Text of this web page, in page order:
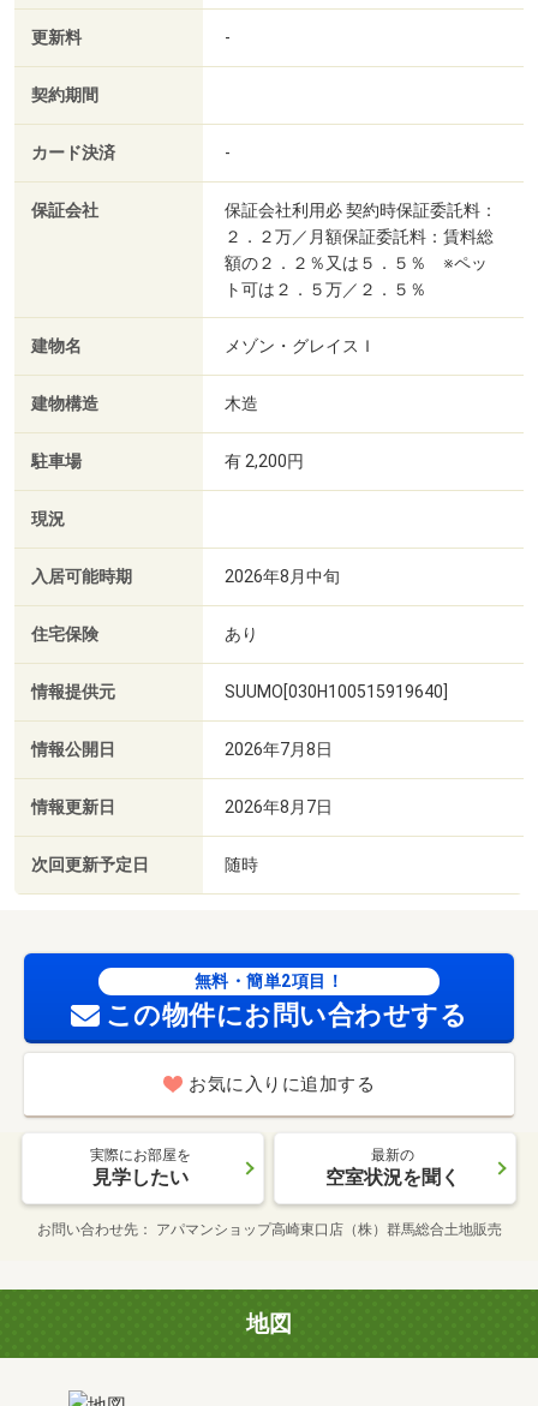
更新料 -
契約期間
カード決済 -
保証会社
保証会社利用必 契約時保証委託料：
２．２万／月額保証委託料：賃料総
額の２．２％又は５．５％ ※ペッ
ト可は２．５万／２．５％
建物名 メゾン・グレイスＩ
建物構造 木造
駐車場 有 2,200円
現況
入居可能時期 2026年8月中旬
住宅保険 あり
情報提供元 SUUMO[030H100515919640]
情報公開日 2026年7月8日
情報更新日 2026年8月7日
次回更新予定日 随時
無料・簡単2項目！
この物件にお問い合わせする
お気に入りに追加する
実際にお部屋を
見学したい
最新の
空室状況を聞く
お問い合わせ先 アパマンショップ高崎東口店（株）群馬総合土地販売
地図